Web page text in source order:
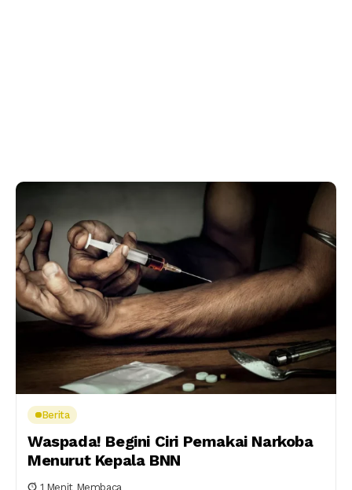
Berita
Waspada! Begini Ciri Pemakai Narkoba
Menurut Kepala BNN
1 Menit Membaca